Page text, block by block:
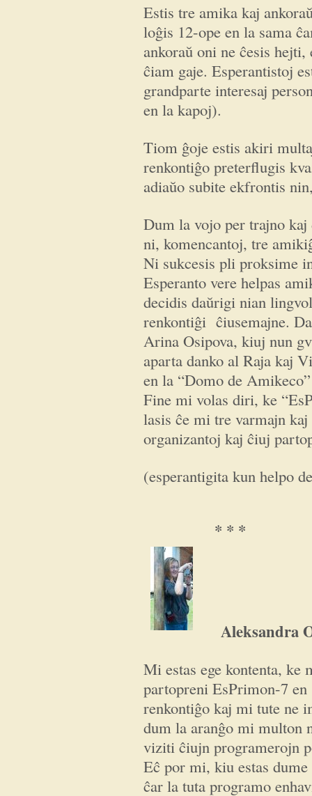
Estis tre amika kaj
loĝis 12-ope en la sama
ankoraŭ oni ne ĉesis
ĉiam gaje. Esperantistoj
grandparte interesaj
en la kapoj).
Tiom ĝoje estis akiri
renkontiĝo preterflugis
adiaŭo subite ekfrontis
Dum la vojo per trajno
ni, komencantoj, tre
Ni sukcesis pli proksime
Esperanto vere helpas
decidis daŭrigi nian
renkontiĝi ĉiusemajne.
Arina Osipova, kiuj nun
aparta danko al Raja kaj
en la “Domo de
Fine mi volas diri, ke
lasis ĉe mi tre varmajn
organizantoj kaj ĉiuj
(esperantigita kun helpo
* * *
Aleksandra
Mi estas ege kontenta, ke
partopreni EsPrimon-7
renkontiĝo kaj mi tute ne
dum la aranĝo mi multon
viziti ĉiujn programerojn
Eĉ por mi, kiu estas
ĉar la tuta programo